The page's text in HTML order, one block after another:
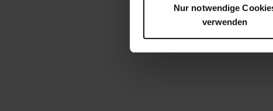
Nur notwendige
verwenden